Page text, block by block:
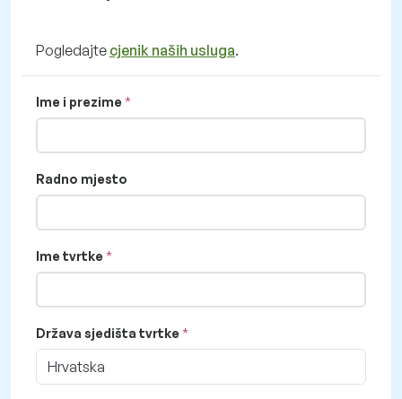
Pogledajte cjenik naših usluga.
Ime i prezime
Radno mjesto
Ime tvrtke
Država sjedišta tvrtke
Hrvatska